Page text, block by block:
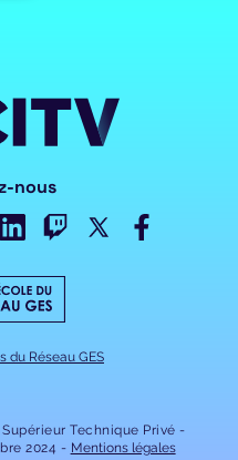
nous
du Réseau GES
Technique Privé
2024
Mentions légales